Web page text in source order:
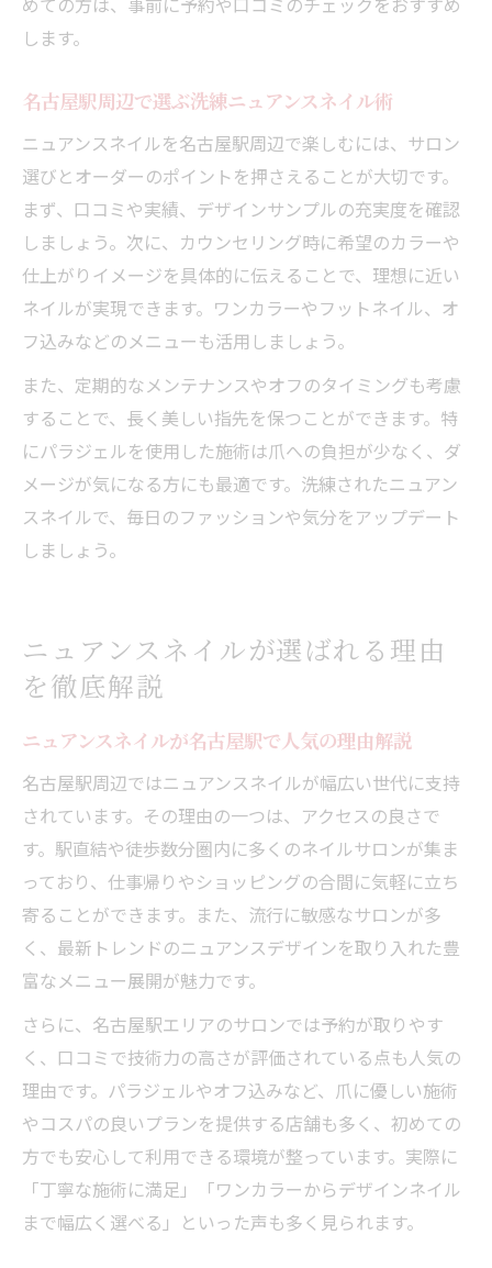
名古屋駅で楽しむ上品ネイルの魅力とは
します。
名古屋駅周辺で選ぶ洗練ニュアンスネイル術
ニュアンスネイルを名古屋駅周辺で楽しむには、サロン
選びとオーダーのポイントを押さえることが大切です。
まず、口コミや実績、デザインサンプルの充実度を確認
しましょう。次に、カウンセリング時に希望のカラーや
仕上がりイメージを具体的に伝えることで、理想に近い
ネイルが実現できます。ワンカラーやフットネイル、オ
フ込みなどのメニューも活用しましょう。
また、定期的なメンテナンスやオフのタイミングも考慮
することで、長く美しい指先を保つことができます。特
にパラジェルを使用した施術は爪への負担が少なく、ダ
メージが気になる方にも最適です。洗練されたニュアン
スネイルで、毎日のファッションや気分をアップデート
しましょう。
ニュアンスネイルが選ばれる理由
を徹底解説
ニュアンスネイルが名古屋駅で人気の理由解説
名古屋駅周辺ではニュアンスネイルが幅広い世代に支持
されています。その理由の一つは、アクセスの良さで
す。駅直結や徒歩数分圏内に多くのネイルサロンが集ま
っており、仕事帰りやショッピングの合間に気軽に立ち
寄ることができます。また、流行に敏感なサロンが多
く、最新トレンドのニュアンスデザインを取り入れた豊
富なメニュー展開が魅力です。
さらに、名古屋駅エリアのサロンでは予約が取りやす
く、口コミで技術力の高さが評価されている点も人気の
理由です。パラジェルやオフ込みなど、爪に優しい施術
やコスパの良いプランを提供する店舗も多く、初めての
方でも安心して利用できる環境が整っています。実際に
「丁寧な施術に満足」「ワンカラーからデザインネイル
まで幅広く選べる」といった声も多く見られます。